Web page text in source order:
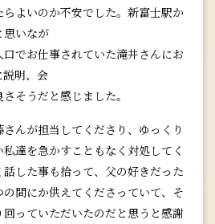
よいのか不安でした。新富士駅か
思いなが
でお仕事されていた滝井さんにお
明、会
そうだと感じました。
んが担当してくださり、ゆっくり
達を急かすこともなく対処してく
した事も拾って、父の好きだった
間にか供えてくださっていて、そ
っていただいたのだと思うと感謝